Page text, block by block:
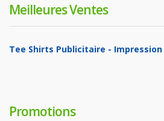
Meilleures Ventes
Tee Shirts Publicitaire - Impression
Promotions